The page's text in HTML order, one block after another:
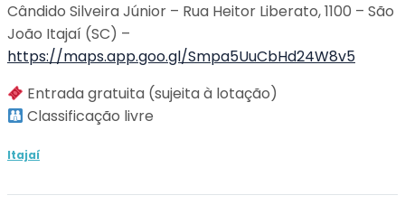
Cândido Silveira Júnior – Rua Heitor Liberato, 1100 – São
João Itajaí (SC) –
https://maps.app.goo.gl/Smpa5UuCbHd24W8v5
Entrada gratuita (sujeita à lotação)
Classificação livre
Itajaí